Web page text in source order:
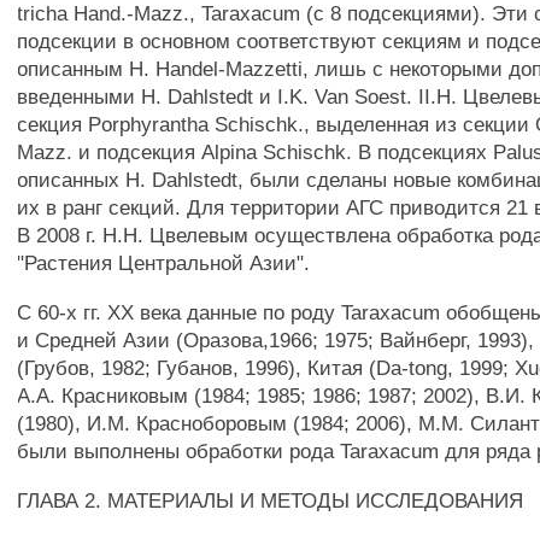
tricha Hand.-Mazz., Taraxacum (c 8 подсекциями). Эти
подсекции в основном соответствуют секциям и
описанным Н. Handel-Mazzetti, лишь с некоторыми
введенными Н. Dahlstedt и I.K. Van Soest. II.H.
секция Porphyrantha Schischk., выделенная из секции
Mazz. и подсекция Alpina Schischk. В подсекциях
описанных Н. Dahlstedt, были сделаны новые
их в ранг секций. Для территории АГС приводится 21
В 2008 г. Н.Н. Цвелевым осуществлена обработка
"Растения Центральной Азии".
С 60-х гг. XX века данные по роду Taraxacum
и Средней Азии (Оразова,1966; 1975; Вайнберг,
(Грубов, 1982; Губанов, 1996), Китая (Da-tong, 1999;
A.A. Красниковым (1984; 1985; 1986; 1987; 2002), В.И.
(1980), И.М. Красноборовым (1984; 2006), М.М.
были выполнены обработки рода Taraxacum для ряда
ГЛАВА 2. МАТЕРИАЛЫ И МЕТОДЫ ИССЛЕДОВАНИЯ